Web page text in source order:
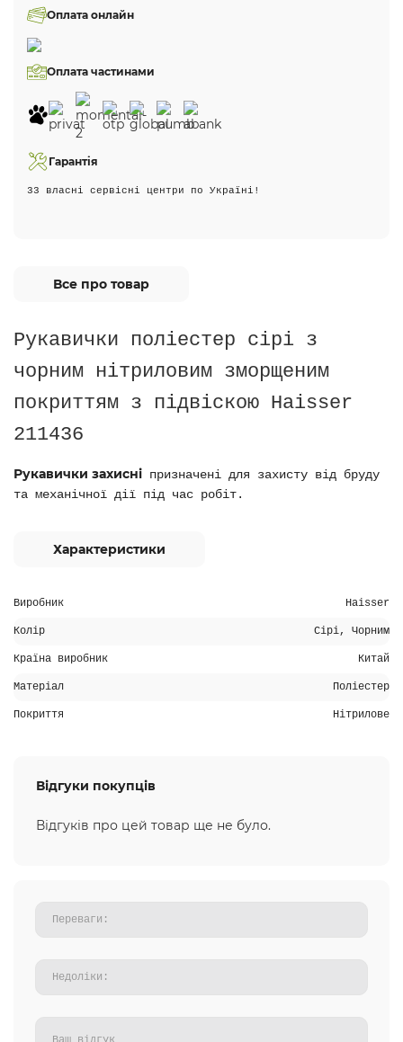
Оплата онлайн
Оплата частинами
Гарантія
33 власні сервісні центри по Україні!
Все про товар
Рукавички поліестер сірі з
чорним нітриловим зморщеним
покриттям з підвіскою Haisser
211436
Рукавички захисні призначені для захисту від бруду
та механічної дії під час робіт.
Характеристики
Виробник Haisser
Колір Сірі, Чорним
Країна виробник Китай
Матеріал Поліестер
Покриття Нітрилове
Відгуки покупців
Відгуків про цей товар ще не було.